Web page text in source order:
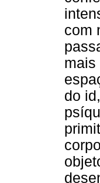
com
mais
do